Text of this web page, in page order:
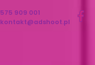
575 909 001
kontakt@adshoot.pl